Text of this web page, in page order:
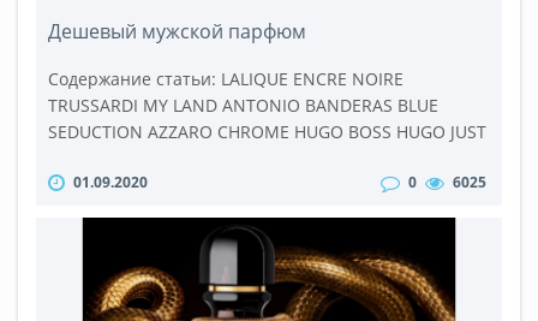
Дешевый мужской парфюм
Содержание статьи: LALIQUE ENCRE NOIRE
TRUSSARDI MY LAND ANTONIO BANDERAS BLUE
SEDUCTION AZZARO CHROME HUGO BOSS HUGO JUST
стоят дорого. Ведь технологические процессы при
натуральное и высококачественное сырье,
пропорции всех компонентов идеально выверены,
а ноты пирамиды подогнаны д..
01.09.2020 0 6025